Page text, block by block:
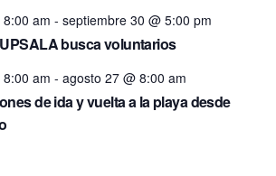
am - septiembre 30 @ 5:00 pm
busca voluntarios
am - agosto 27 @ 8:00 am
de ida y vuelta a la playa desde